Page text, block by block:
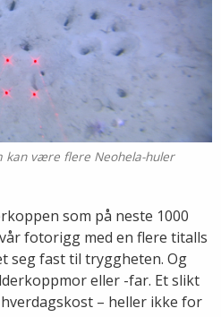
kan være flere Neohela-huler
som på neste 1000
fotorigg med en flere titalls
seg fast til tryggheten. Og
eller -far. Et slikt
– heller ikke for